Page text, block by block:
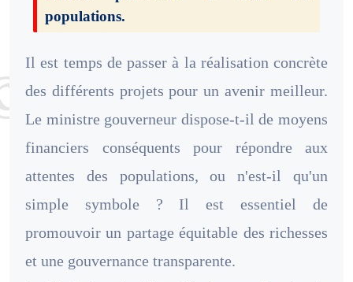
populations.
Il est temps de passer à la réalisation concrète
des différents projets pour un avenir meilleur.
Le ministre gouverneur dispose-t-il de moyens
financiers conséquents pour répondre aux
attentes des populations, ou n'est-il qu'un
simple symbole ? Il est essentiel de
promouvoir un partage équitable des richesses
et une gouvernance transparente.